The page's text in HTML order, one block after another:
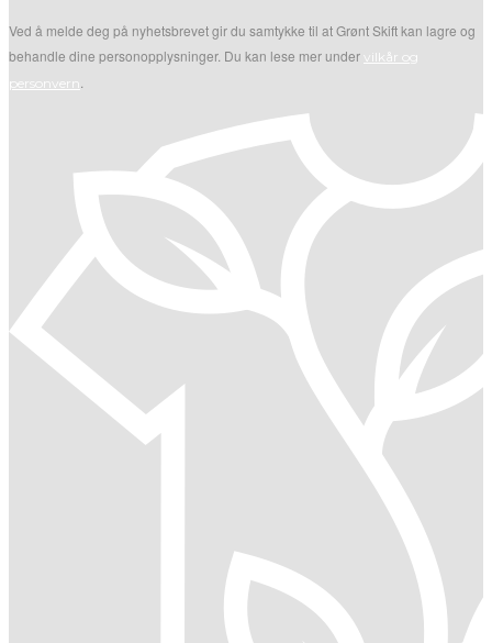
Ved å melde deg på nyhetsbrevet gir du samtykke til at Grønt Skift kan lagre og
behandle dine personopplysninger. Du kan lese mer under vilkår og
personvern